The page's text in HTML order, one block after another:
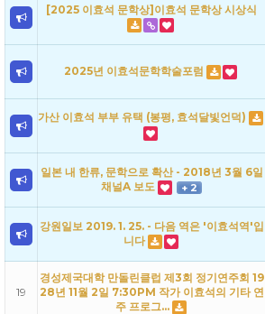
[2025 이효석 문학상]이효석 문학상 시상식
2025년 이효석문학학술포럼
가산 이효석 부부 유택 (봉평, 효석달빛언덕)
일본 내 한류, 문학으로 확산 - 2018년 3월 6일
채널A 보도
+ 2
강원일보 2019. 1. 25. - 다음 역은 '이효석역'입
니다
19
경성제국대학 만돌린클럽 제3회 정기연주회 19
28년 11월 2일 7:30PM 작가 이효석의 기타 연
주 프로그…